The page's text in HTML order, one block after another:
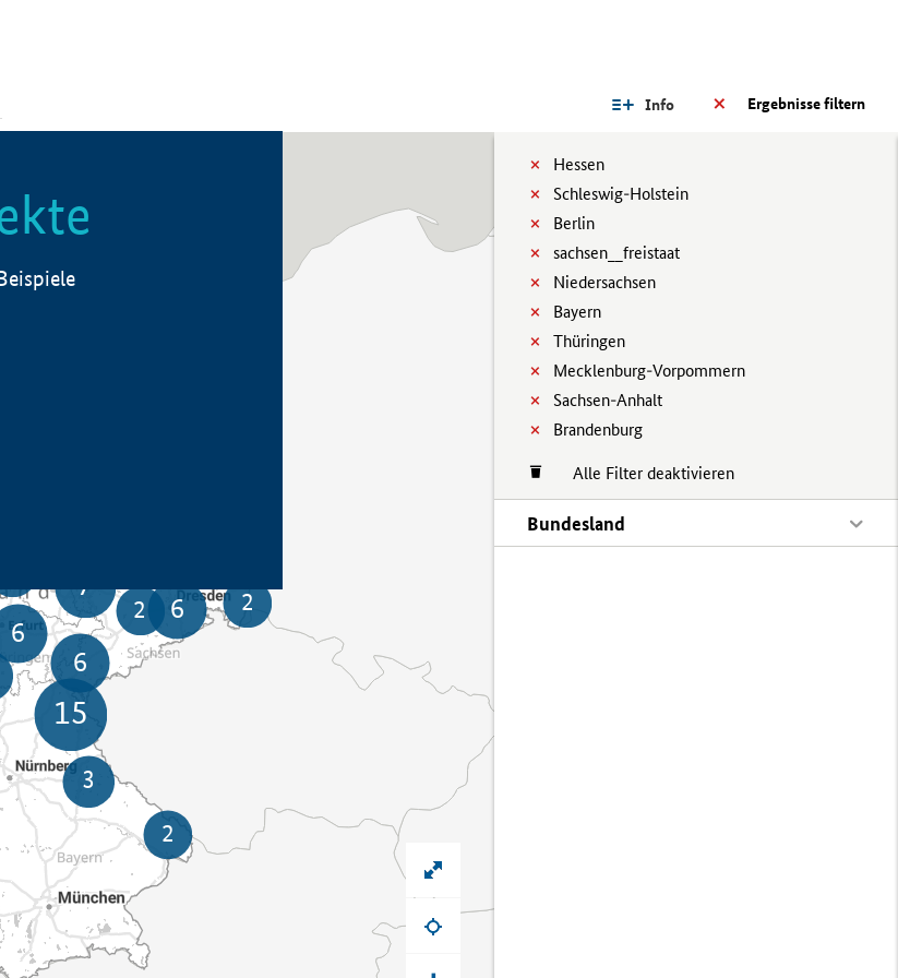
Ergebnisse filtern
Info
Hessen
Schleswig-Holstein
Berlin
sachsen__freistaat
Niedersachsen
Bayern
Thüringen
Mecklenburg-Vorpommern
Sachsen-Anhalt
Brandenburg
Alle Filter deaktivieren
Bundesland